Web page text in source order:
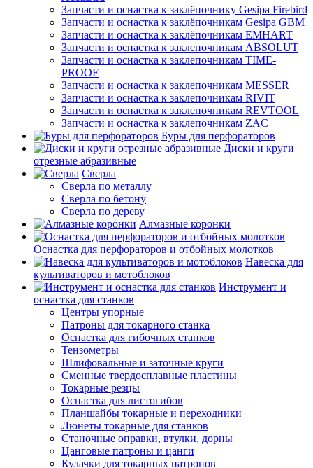
Запчасти и оснастка к заклёпочнику Gesipa Firebird
Запчасти и оснастка к заклёпочникам Gesipa GBM
Запчасти и оснастка к заклёпочникам EMHART
Запчасти и оснастка к заклепочникам ABSOLUT
Запчасти и оснастка к заклепочникам TIME-
PROOF
Запчасти и оснастка к заклепочникам MESSER
Запчасти и оснастка к заклепочникам RIVIT
Запчасти и оснастка к заклепочникам REVTOOL
Запчасти и оснастка к заклепочникам ZAC
Буры для перфораторов
Диски и круги
отрезные абразивные
Сверла
Сверла по металлу
Сверла по бетону
Сверла по дереву
Алмазные коронки
Оснастка для перфораторов и отбойных молотков
Навеска для
культиваторов и мотоблоков
Инструмент и
оснастка для станков
Центры упорные
Патроны для токарного станка
Оснастка для гибочных станков
Тензометры
Шлифовальные и заточные круги
Сменные твердосплавные пластины
Токарные резцы
Оснастка для листогибов
Планшайбы токарные и переходники
Люнеты токарные для станков
Станочные оправки, втулки, дорны
Цанговые патроны и цанги
Кулачки для токарных патронов